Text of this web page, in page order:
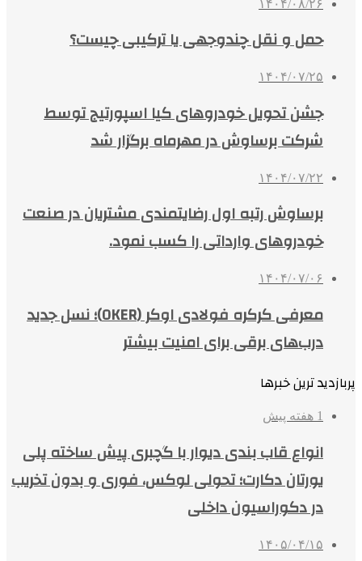
۱۴۰۴/۰۸/۲۶
حمل و نقل چندوجهی یا ترکیبی چیست؟
۱۴۰۴/۰۷/۲۵
جشن تحویل خودروهای کیا اسپورتیج توسط
شرکت برساوش در مهرماه برگزار شد
۱۴۰۴/۰۷/۲۲
برساوش رتبه اول رضایتمندی مشتریان در صنعت
خودروهای وارداتی را کسب نمود.
۱۴۰۴/۰۷/۰۶
معرفی کرکره فولادی اوکر (OKER)؛ نسل جدید
درب‌های برقی برای امنیت بیشتر
پربازدید ترین خبرها
1 هفته پیش
انواع قاب بندی دیوار با گچبری پیش ساخته پلی
یورتان دکارت؛ تحولی لوکس، فوری و بدون تخریب
در دکوراسیون داخلی
۱۴۰۵/۰۴/۱۵